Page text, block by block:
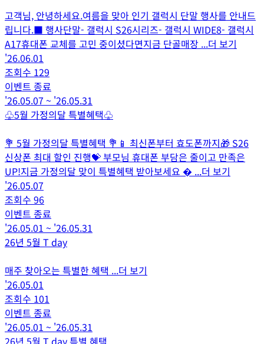
고객님, 안녕하세요.여름을 맞아 인기 갤럭시 단말 행사를 안내드
립니다.■ 행사단말- 갤럭시 S26시리즈- 갤럭시 WIDE8- 갤럭시
A17휴대폰 교체를 고민 중이셨다면지금 단골매장 ...더 보기
'26.06.01
조회수 129
이벤트 종료
'26.05.07 ~ '26.05.31
♧5월 가정의달 특별혜택♧
💐 5월 가정의달 특별혜택 💐📱 최신폰부터 효도폰까지🎁 S26
신상폰 최대 할인 진행💝 부모님 휴대폰 부담은 줄이고 만족은
UP!지금 가정의달 맞이 특별혜택 받아보세요  ...더 보기
'26.05.07
조회수 96
이벤트 종료
'26.05.01 ~ '26.05.31
26년 5월 T day
매주 찾아오는 특별한 혜택 ...더 보기
'26.05.01
조회수 101
이벤트 종료
'26.05.01 ~ '26.05.31
26년 5월 T day 특별 혜택